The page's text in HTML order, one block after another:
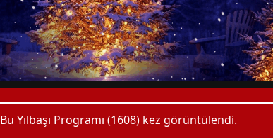
Bu Yılbaşı Programı (1608) kez görüntülendi.